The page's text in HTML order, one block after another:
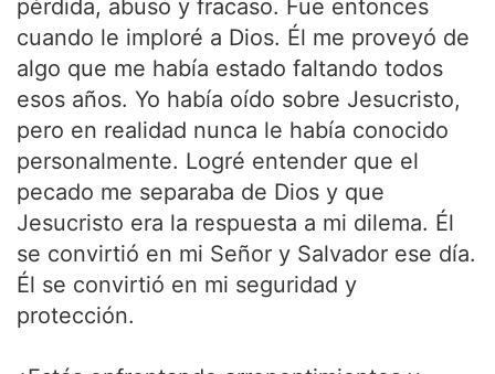
pérdida, abuso y fracaso. Fue entonces
cuando le imploré a Dios. Él me proveyó de
algo que me había estado faltando todos
esos años. Yo había oído sobre Jesucristo,
pero en realidad nunca le había conocido
personalmente. Logré entender que el
pecado me separaba de Dios y que
Jesucristo era la respuesta a mi dilema. Él
se convirtió en mi Señor y Salvador ese día.
Él se convirtió en mi seguridad y
protección.